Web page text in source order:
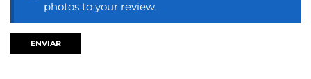
photos to your review.